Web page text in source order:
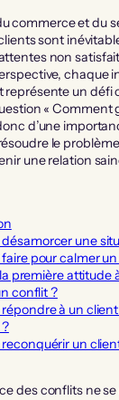
commerce et du
sont
non
chaque
un défi
« Comment
d’une
le
une relation
une
pour calmer
première attitude
conflit ?
à un
un
des conflits ne se